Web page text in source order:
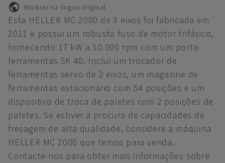
Mostrar na língua original
Esta HELLER MC 2000 de 3 eixos foi fabricada em
2011 e possui um robusto fuso de motor trifásico,
fornecendo 17 kW a 10.000 rpm com um porta-
ferramentas SK 40. Inclui um trocador de
ferramentas servo de 2 eixos, um magazine de
ferramentas estacionário com 54 posições e um
dispositivo de troca de paletes com 2 posições de
paletes. Se estiver à procura de capacidades de
fresagem de alta qualidade, considere a máquina
HELLER MC 2000 que temos para venda.
Contacte-nos para obter mais informações sobre